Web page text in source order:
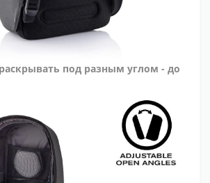
под разным углом - до